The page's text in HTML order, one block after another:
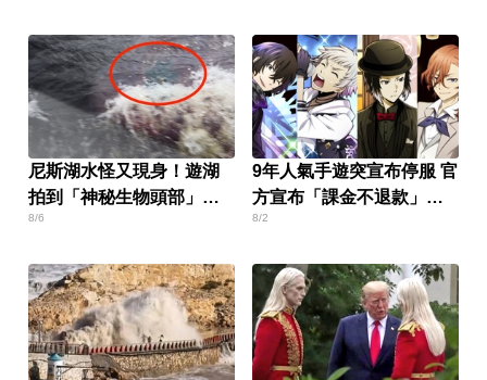
尼斯湖水怪又現身！遊湖
拍到「神秘生物頭部」官
方證實了
8/6
9年人氣手遊突宣布停服 官
方宣布「課金不退款」玩
家炸鍋
8/2